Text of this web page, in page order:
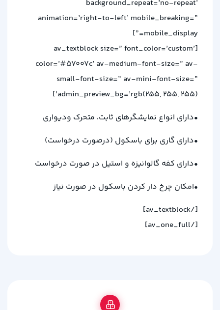
background_repeat=’no-repeat’
animation=’right-to-left’ mobile_breaking=”
mobile_display=”]
[av_textblock size=” font_color=’custom’
color=’#57007c’ av-medium-font-size=” av-
small-font-size=” av-mini-font-size=”
admin_preview_bg=’rgb(255, 255, 255)’]
•دارای انواع نمایشگرهای ثابت، متحرک ودیواری
•دارای گاری برای باسکول (درصورت درخواست)
•دارای کفه گالوانیزه و استیل در صورت درخواست
•امکان چرخ دار کردن باسکول در صورت نیاز
[/av_textblock]
[/av_one_full]